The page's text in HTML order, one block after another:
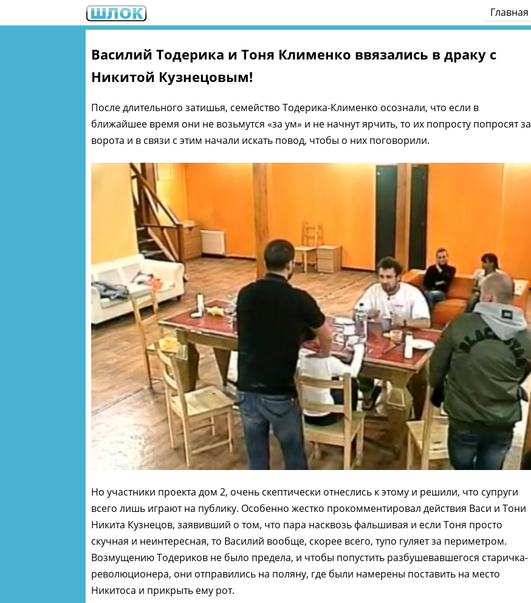
Главная
Василий Тодерика и Тоня Клименко ввязались в драку с
Никитой Кузнецовым!
После длительного затишья, семейство Тодерика-Клименко осознали, что если в
ближайшее время они не возьмутся «за ум» и не начнут ярчить, то их попросту попросят за
ворота и в связи с этим начали искать повод, чтобы о них поговорили.
Но участники проекта дом 2, очень скептически отнеслись к этому и решили, что супруги
всего лишь играют на публику. Особенно жестко прокомментировал действия Васи и Тони
Никита Кузнецов, заявивший о том, что пара насквозь фальшивая и если Тоня просто
скучная и неинтересная, то Василий вообще, скорее всего, тупо гуляет за периметром.
Возмущению Тодериков не было предела, и чтобы попустить разбушевавшегося старичка-
революционера, они отправились на поляну, где были намерены поставить на место
Никитоса и прикрыть ему рот.